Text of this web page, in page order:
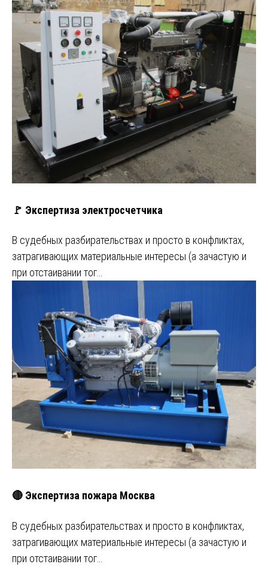
🚩 Экспертиза электросчетчика
В судебных разбирательствах и просто в конфликтах,
затрагивающих материальные интересы (а зачастую и
при отстаивании тог…
🔴 Экспертиза пожара Москва
В судебных разбирательствах и просто в конфликтах,
затрагивающих материальные интересы (а зачастую и
при отстаивании тог…